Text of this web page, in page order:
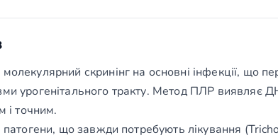
скринінг на основні інфекції, що
урогенітального тракту. Метод ПЛР виявляє
і точним.
патогени, що завжди потребують лікування